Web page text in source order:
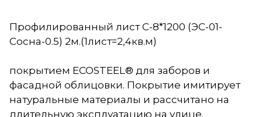
Профилированный лист С-8*1200 (ЭС-01-
Сосна-0.5) 2м.(1лист=2,4кв.м)
покрытием ECOSTEEL® для заборов и
фасадной облицовки. Покрытие имитирует
натуральные материалы и рассчитано на
длительную эксплуатацию на улице.